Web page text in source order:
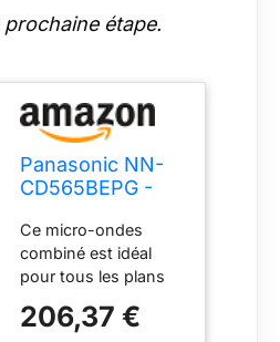
étape.
Panasonic NN-
CD565BEPG -
Combiné, 27 L,
Inverter, Chaleur
à 100-220°C, Gril
Quartz 1300W,
Micro-ondes
Ce micro-ondes
combiné est idéal
pour tous les plans
capacité de 27 litres.
206,37 €